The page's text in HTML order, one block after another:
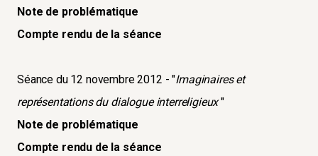
Note de problématique
Compte rendu de la séance
Séance du 12 novembre 2012 - "Imaginaires et
représentations du dialogue interreligieux"
Note de problématique
Compte rendu de la séance